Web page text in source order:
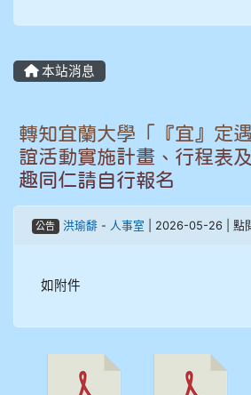
903陳品帆
904彭子庭
905周沛蓉
905鄭瑀安
906江彥臻
907張晏寧
908彭主豪
909林柏翰
本站消息
轉知宜蘭大學「『宜』定
誼活動實施計畫、行程表
趣同仁請自行報名
公告 洪瑜馡- 人事室 | 2026-05-26 | 點
如附件